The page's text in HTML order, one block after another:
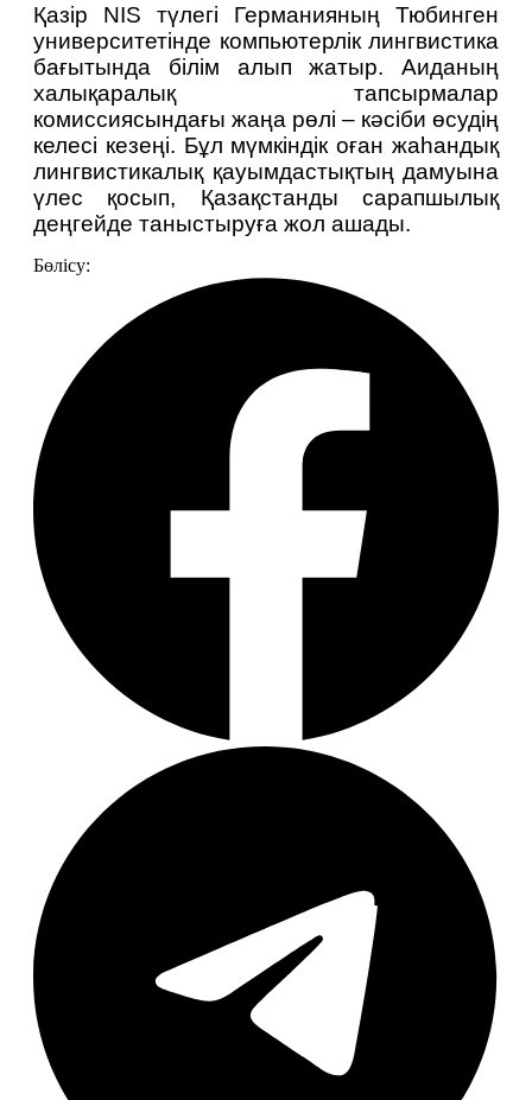
Қазір NIS түлегі Германияның Тюбинген
университетінде компьютерлік лингвистика
бағытында білім алып жатыр. Аиданың
халықаралық тапсырмалар
комиссиясындағы жаңа рөлі – кәсіби өсудің
келесі кезеңі. Бұл мүмкіндік оған жаһандық
лингвистикалық қауымдастықтың дамуына
үлес қосып, Қазақстанды сарапшылық
деңгейде таныстыруға жол ашады.
Бөлісу: